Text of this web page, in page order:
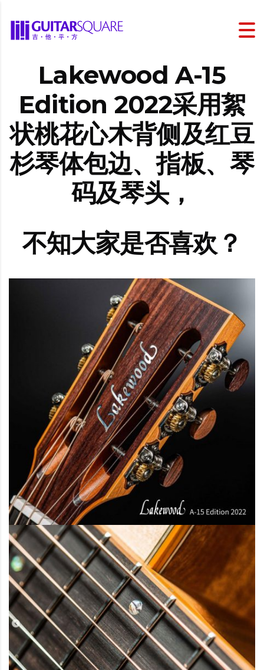
Lakewood A-15
Edition 2022采用絮
状桃花心木背侧及红豆
杉琴体包边、指板、琴
码及琴头，
不知大家是否喜欢？